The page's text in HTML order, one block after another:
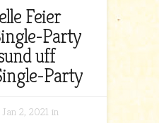
Feier
Party
uff
Party
2, 2021 in